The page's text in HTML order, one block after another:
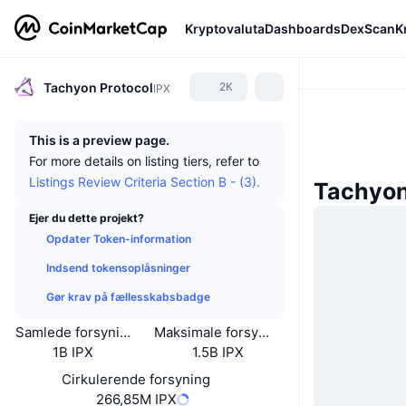
KryptovalutaDashboardsDexScan
Tachyon ProtocolIPX 2K
This is a preview page.
For more details on listing tiers, refer to
Listings Review Criteria Section B - (3).
Ejer du dette projekt?
Opdater Token-information
Indsend tokensoplåsninger
Gør krav på fællesskabsbadge
Samlede forsyning
1B IPX
Maksimale forsyning
1.5B IPX
Cirkulerende forsyning
266,85M IPX